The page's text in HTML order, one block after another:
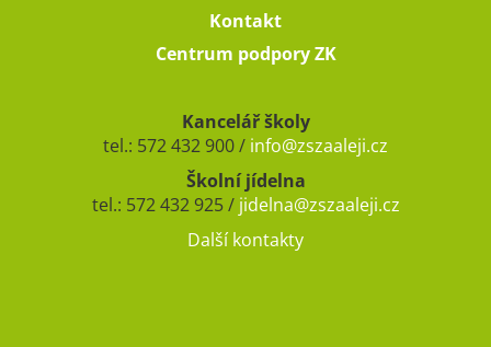
Kontakt
Centrum podpory ZK
Kancelář školy
tel.: 572 432 900 / info@zszaaleji.cz
Školní jídelna
tel.: 572 432 925 / jidelna@zszaaleji.cz
Další kontakty